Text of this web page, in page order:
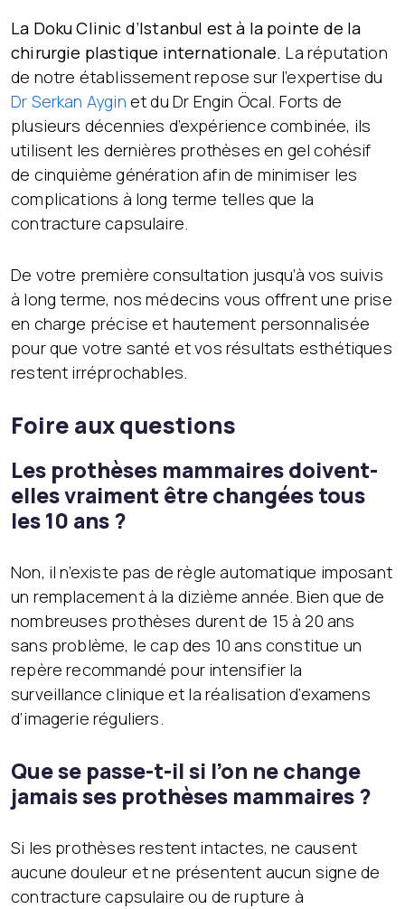
La Doku Clinic d’Istanbul est à la pointe de la
chirurgie plastique internationale. La réputation
de notre établissement repose sur l’expertise du
Dr Serkan Aygin et du Dr Engin Öcal. Forts de
plusieurs décennies d’expérience combinée, ils
utilisent les dernières prothèses en gel cohésif
de cinquième génération afin de minimiser les
complications à long terme telles que la
contracture capsulaire.
De votre première consultation jusqu’à vos suivis
à long terme, nos médecins vous offrent une prise
en charge précise et hautement personnalisée
pour que votre santé et vos résultats esthétiques
restent irréprochables.
Foire aux questions
Les prothèses mammaires doivent-
elles vraiment être changées tous
les 10 ans ?
Non, il n’existe pas de règle automatique imposant
un remplacement à la dizième année. Bien que de
nombreuses prothèses durent de 15 à 20 ans
sans problème, le cap des 10 ans constitue un
repère recommandé pour intensifier la
surveillance clinique et la réalisation d’examens
d’imagerie réguliers.
Que se passe-t-il si l’on ne change
jamais ses prothèses mammaires ?
Si les prothèses restent intactes, ne causent
aucune douleur et ne présentent aucun signe de
contracture capsulaire ou de rupture à